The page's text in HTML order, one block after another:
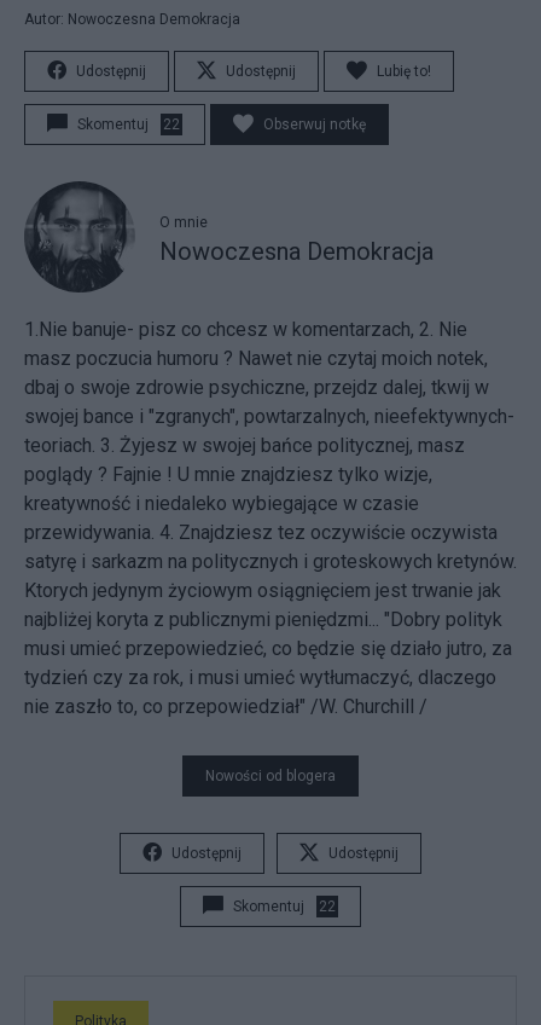
Autor: Nowoczesna Demokracja
Udostępnij Udostępnij Lubię to!
Skomentuj 22 Obserwuj notkę
O mnie
Nowoczesna Demokracja
1.Nie banuje- pisz co chcesz w komentarzach, 2. Nie
masz poczucia humoru ? Nawet nie czytaj moich notek,
dbaj o swoje zdrowie psychiczne, przejdz dalej, tkwij w
swojej bance i "zgranych", powtarzalnych, nieefektywnych-
teoriach. 3. Żyjesz w swojej bańce politycznej, masz
poglądy ? Fajnie ! U mnie znajdziesz tylko wizje,
kreatywność i niedaleko wybiegające w czasie
przewidywania. 4. Znajdziesz tez oczywiście oczywista
satyrę i sarkazm na politycznych i groteskowych kretynów.
Ktorych jedynym życiowym osiągnięciem jest trwanie jak
najbliżej koryta z publicznymi pieniędzmi... "Dobry polityk
musi umieć przepowiedzieć, co będzie się działo jutro, za
tydzień czy za rok, i musi umieć wytłumaczyć, dlaczego
nie zaszło to, co przepowiedział" /W. Churchill /
Nowości od blogera
Udostępnij Udostępnij
Skomentuj 22
Polityka